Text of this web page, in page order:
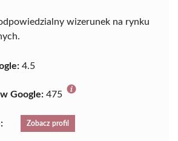
wizerunek na rynku
4.5
Google: 475
Zobacz profil